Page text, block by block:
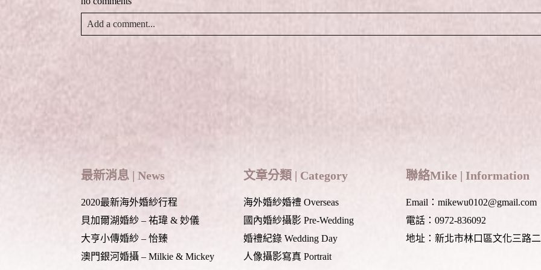
視
窗
中
開
啟
開
啟
)
Add a comment...
最新消息 | News
2020最新海外婚紗行程
貝加爾湖婚紗 – 祐瑋 & 妙儀
大亨小傳婚紗 – 怡臻
澳門銀河婚攝 – Milkie & Mickey
文章分類 | Category
海外婚紗婚禮 Overseas
國內婚紗攝影 Pre-Wedding
婚禮紀錄 Wedding Day
人像攝影寫真 Portrait
聯絡Mike | Information
Email：mikewu0102@gmail.com
電話：0972-836092
地址：新北市林口區文化三路